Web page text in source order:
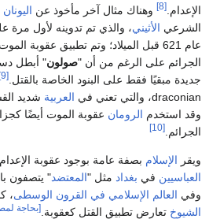
الإعدام. [8] وهناك مثال آخر مأخوذ عن
الشرعي الأثيني، والذي تم تدوينه لأول مرة
عام 621 قبل الميلاد؛ وتم تطبيق
الجرائم على الرغم من أن "صولون" أبطل
جديدة مبقيًا فقط على البنود الخاصة بالقتل. [9]
draconian، والتي تعني في
العربية شديد
وقد استخدم الرومان عقوبة الموت أيضًا
الجرائم. [10]
ويقر الإسلام بصفة عامة بوجود عقوبة الإعدام.
العباسيين في بغداد مثل "المعتضد" يتصفون
وفي العالم الإسلامي في القرون الوسطى،
الشيوخ تعارض تطبيق القتل كعقوبة. [بحاجة